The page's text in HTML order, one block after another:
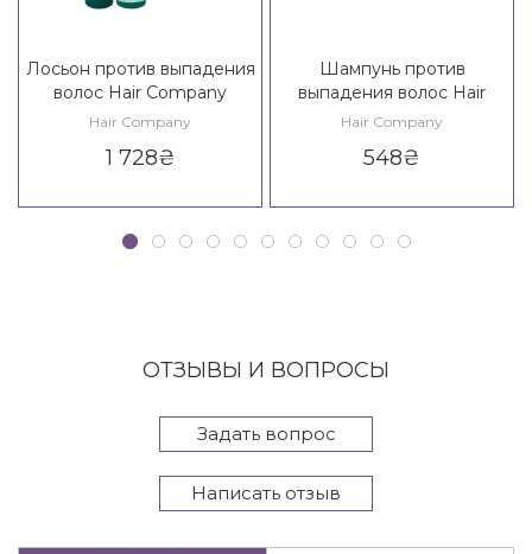
Лосьон против выпадения
волос Hair Company
Double Action Loss Control
Hair Company
1 728₴
Шампунь против
выпадения волос Hair
Company Double Action
Shampoo
Hair Company
548₴
ОТЗЫВЫ И ВОПРОСЫ
Задать вопрос
Написать отзыв